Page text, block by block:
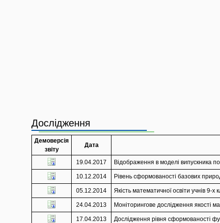
Дослідження
Демоверсія
звіту
Дата
19.04.2017 Відображення в моделі випускника
10.12.2014 Рівень сформованості базових
05.12.2014 Якість математичної освіти учнів 9-х
24.04.2013 Моніторингове дослідження якості
17.04.2013 Дослідження рівня сформованості